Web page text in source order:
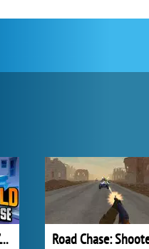
World Z Defense - Zombie Defense